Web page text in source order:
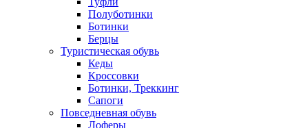
Полуботинки
Ботинки
Берцы
Туристическая обувь
Кеды
Кроссовки
Ботинки, Треккинг
Сапоги
Повседневная обувь
Лоферы